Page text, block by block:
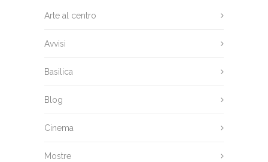
Arte al centro
Avvisi
Basilica
Blog
Cinema
Mostre